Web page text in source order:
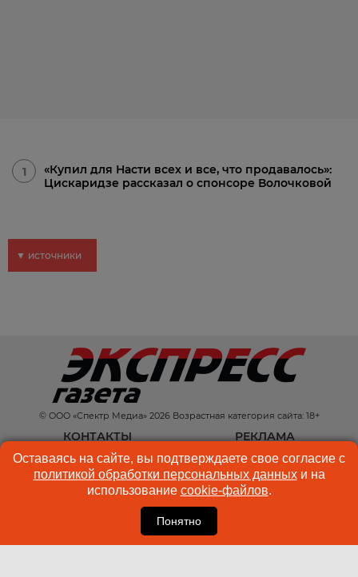
1
«Купил для Насти всех и все, что продавалось»:
Цискаридзе рассказал о спонсоре Волочковой
▼ источники
© ООО «Спектр Медиа» 2026 Возрастная категория сайта: 18+
КОНТАКТЫ
РЕКЛАМА
КУКИ-ФАЙЛЫ
ПОЛЬЗОВАТЕЛЬСКОЕ
СОГЛАШЕНИЕ
Оставаясь на сайте, вы подтверждаете свое согласие с
политикой обработки персональных данныхи на
использование cookie-файлов.
Понятно